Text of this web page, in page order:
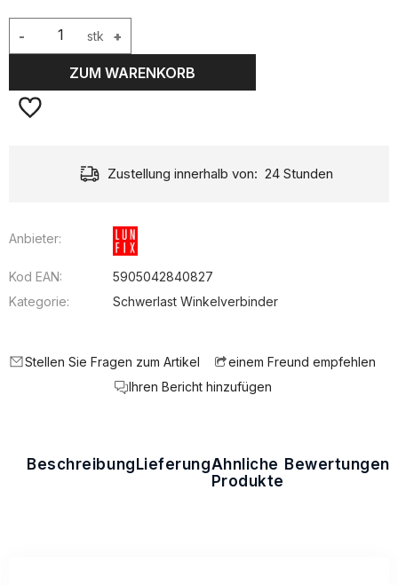
stk +
-
ZUM WARENKORB
Zustellung innerhalb von: 24 Stunden
Anbieter:
Kod EAN:
5905042840827
Kategorie:
Schwerlast Winkelverbinder
Stellen Sie Fragen zum Artikel
einem Freund empfehlen
Ihren Bericht hinzufügen
BeschreibungLieferungÄhnliche
Produkte
Bewertungen